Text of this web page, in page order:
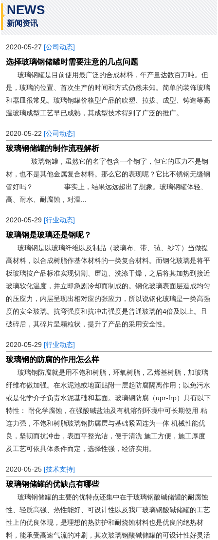
NEWS
新闻资讯
2020-05-27 [公司动态]
选择玻璃钢储罐时需要注意的几点问题
玻璃钢罐是目前使用最广泛的合成材料，年产量达数百万吨。但
是，玻璃的位置、首次生产的时间和方式仍然未知。简单的装饰玻璃
和器皿很常见。玻璃钢罐价格型产品的吹塑、拉拔、成型、铸造等高
温玻璃成型工艺早已成熟，其成型技术得到了广泛的推广。
2020-05-22 [公司动态]
玻璃钢储罐的制作流程解析
玻璃钢罐，虽然它的名字包含一个钢字，但它的压力不是钢
材，也不是其他金属复合材料。那么它的表现呢？它比不锈钢无缝钢
管好吗？ 事实上，结果远远超出了想象。玻璃钢罐体轻、
高、耐水、耐腐蚀，对温...
2020-05-29 [行业动态]
玻璃钢是玻璃还是钢呢？
玻璃钢是以玻璃纤维以及制品（玻璃布、带、毡、纱等）当做提
高材料，以合成树脂作基体材料的一类复合材料。而钢化玻璃是将平
板玻璃按产品标准实现切割、磨边、洗涤干燥，之后将其加热到接近
玻璃软化温度，并立即急剧冷却而制成的。钢化玻璃表面层造成均匀
的压应力，内层呈现出相对应的张应力，所以说钢化玻璃是一类高强
度的安全玻璃。抗弯强度和抗冲击强度是普通玻璃的4倍及以上。且
破碎后，其碎片呈颗粒状，提升了产品的采用安全性。
2020-05-29 [行业动态]
玻璃钢的防腐的作用怎么样
玻璃钢防腐就是用不饱和树脂，环氧树脂，乙烯基树脂，加玻璃
纤维布做加强。在水泥池或地面贴附一层起防腐隔离作用；以免污水
或是化学介子负责水泥基础和基面。玻璃钢防腐（upr-frp）具有以下
特性： 耐化学腐蚀，在强酸碱盐油及有机溶剂环境中可长期使用 粘
连力强，不饱和树脂玻璃钢防腐层与基础紧固连为一体 机械性能优
良，坚韧而抗冲击，表面平整光洁，便于清洗 施工方便，施工厚度
及工艺可依具体条件而定，选择性强，经济实用。
2020-05-25 [技术支持]
玻璃钢储罐的优缺点有哪些
玻璃钢储罐的主要的优特点还集中在于玻璃钢酸碱储罐的耐腐蚀
性、轻质高强、热性能好、可设计性以及我厂玻璃钢酸碱储罐的工艺
性上的优良体现，是理想的热防护和耐烧蚀材料也是优良的绝热材
料，能承受高速气流的冲刷，其次玻璃钢酸碱储罐的可设计性好灵活